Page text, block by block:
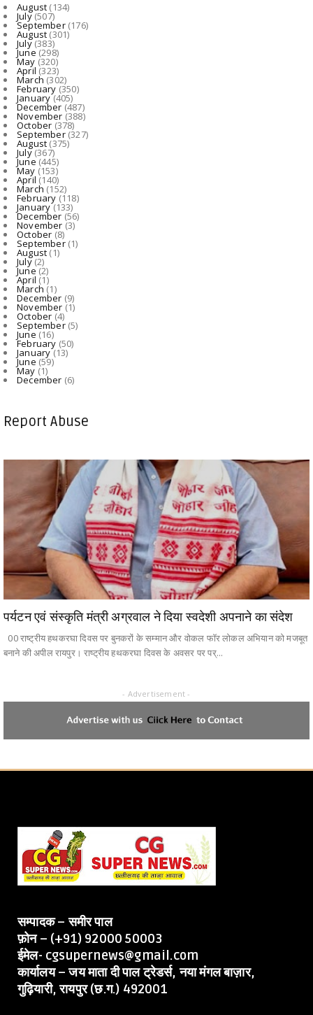
CG- ट्रेनी IPS पर 1 करोड़ की रिश्वत मांगने का आरोप, शिकायत क...
रायगढ़ में विकास को मिल रही नई रफ्तार, हर क्षेत्र में मजबूत ...
August (134)
July(507)
September(176)
August (301)
July(383)
June(298)
May (320)
April (323)
March (302)
February (350)
January(405)
December (487)
November (388)
October (378)
September(327)
August (375)
July(367)
June(445)
May (153)
April (140)
March (152)
February (118)
January(133)
December (56)
November (3)
October (8)
September(1)
August (1)
July(2)
June(2)
April (1)
March (1)
December (9)
November (1)
October (4)
September(5)
June (16)
February (50)
January(13)
June (59)
May (1)
December (6)
Report Abuse
पर्यटन एवं संस्कृति मंत्री अग्रवाल ने दिया स्वदेशी अपनाने का संदेश
00 राष्ट्रीय हथकरघा दिवस पर बुनकरों के सम्मान और वोकल फॉर लोकल अभियान को मजबूत
बनाने की अपील रायपुर। राष्ट्रीय हथकरघा दिवस के अवसर पर पर्...
- Advertisement -
सम्पादक – समीर पाल
फ़ोन – (+91) 92000 50003
ईमेल- cgsupernews@gmail.com
कार्यालय – जय माता दी पाल ट्रेडर्स, नया मंगल बाज़ार,
गुढ़ियारी, रायपुर (छ.ग.) 492001